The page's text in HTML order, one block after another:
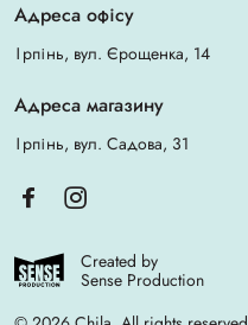
Адреса офісу
Ірпінь, вул. Єрощенка, 14
Адреса магазину
Ірпінь, вул. Садова, 31
Created by
Sense Production